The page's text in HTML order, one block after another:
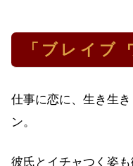
「ブレイブ
仕事に恋に、生き生
ン。
彼氏とイチャつく姿